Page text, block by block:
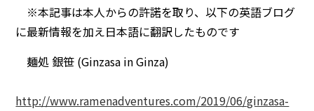
※本記事は本人からの許諾を取り、以下の英語ブログ
に最新情報を加え日本語に翻訳したものです
麺処 銀笹 (Ginzasa in Ginza)
http://www.ramenadventures.com/2019/06/ginzasa-